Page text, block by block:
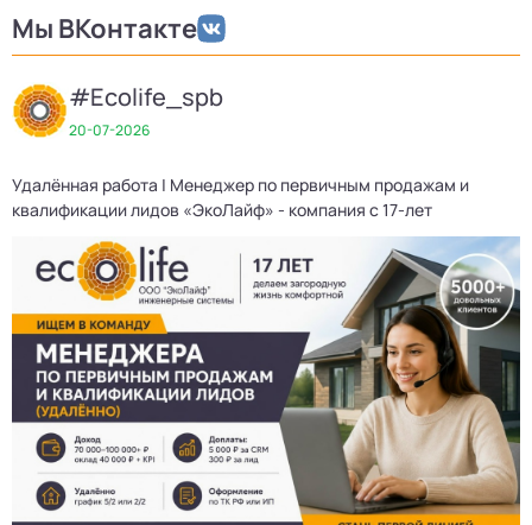
Мы ВКонтакте
#Ecolife_spb
20-07-2026
Удалённая работа | Менеджер по первичным продажам и
квалификации лидов «ЭкоЛайф» - компания с 17-лет